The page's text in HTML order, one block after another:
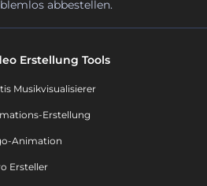
abbestellen.
Erstellung Tools
Musikvisualisierer
Erstellung
Animation
Ersteller